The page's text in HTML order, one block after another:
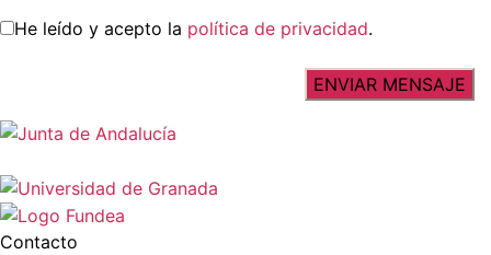
He leído y acepto la política de privacidad.
Contacto